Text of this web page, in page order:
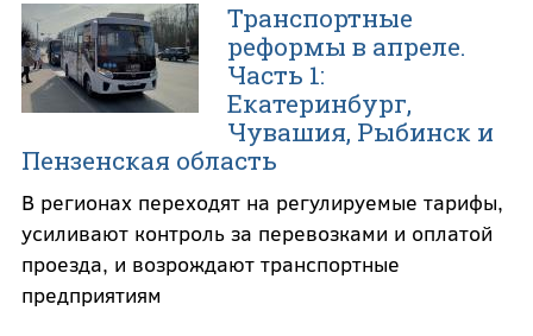
Транспортные
реформы в апреле.
Часть 1:
Екатеринбург,
Чувашия, Рыбинск и
Пензенская область
В регионах переходят на регулируемые тарифы,
усиливают контроль за перевозками и оплатой
проезда, и возрождают транспортные
предприятиям